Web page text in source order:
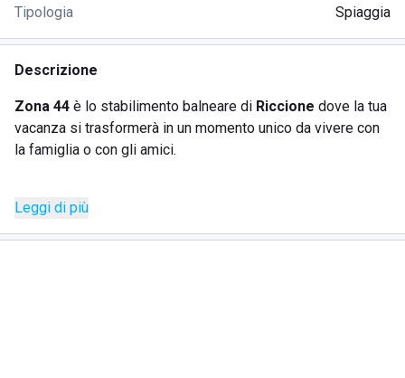
Tipologia Spiaggia
Descrizione
Zona 44 è lo stabilimento balneare di Riccione dove la tua
vacanza si trasformerà in un momento unico da vivere con
la famiglia o con gli amici.
un'immensa spiaggia,
Leggi di più